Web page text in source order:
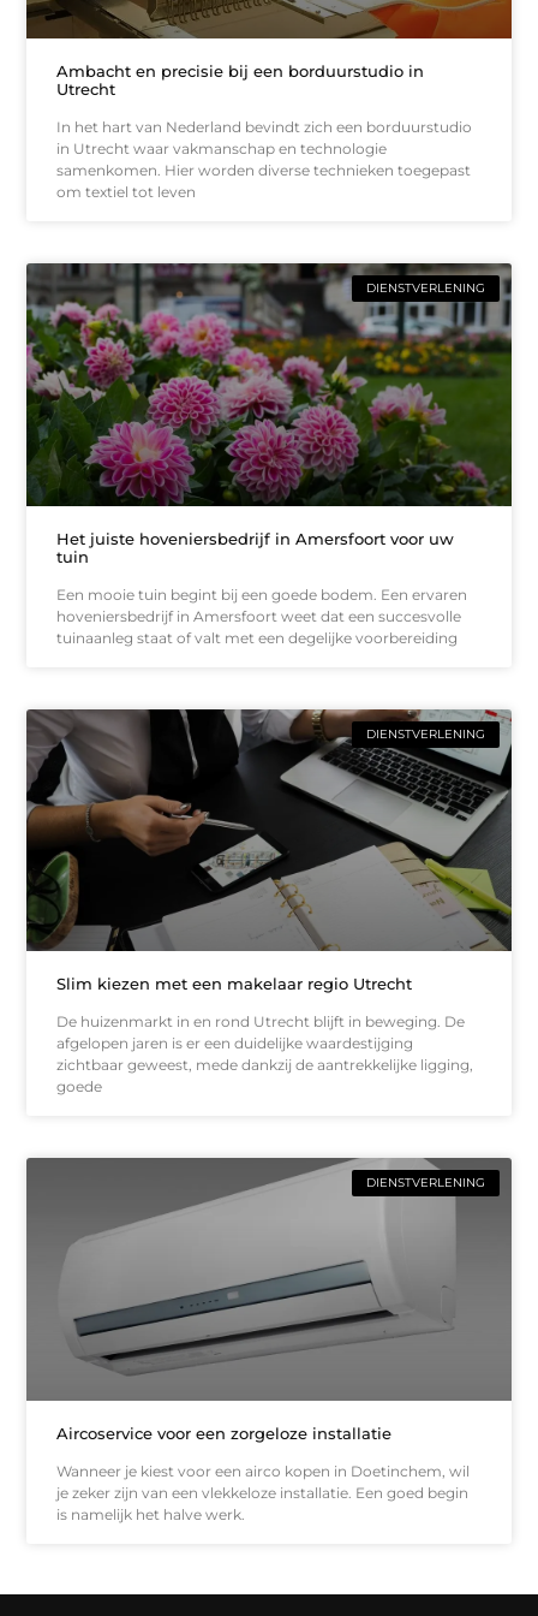
Ambacht en precisie bij een borduurstudio in
Utrecht
In het hart van Nederland bevindt zich een borduurstudio
in Utrecht waar vakmanschap en technologie
samenkomen. Hier worden diverse technieken toegepast
om textiel tot leven
DIENSTVERLENING
Het juiste hoveniersbedrijf in Amersfoort voor uw
tuin
Een mooie tuin begint bij een goede bodem. Een ervaren
hoveniersbedrijf in Amersfoort weet dat een succesvolle
tuinaanleg staat of valt met een degelijke voorbereiding
DIENSTVERLENING
Slim kiezen met een makelaar regio Utrecht
De huizenmarkt in en rond Utrecht blijft in beweging. De
afgelopen jaren is er een duidelijke waardestijging
zichtbaar geweest, mede dankzij de aantrekkelijke ligging,
goede
DIENSTVERLENING
Aircoservice voor een zorgeloze installatie
Wanneer je kiest voor een airco kopen in Doetinchem, wil
je zeker zijn van een vlekkeloze installatie. Een goed begin
is namelijk het halve werk.